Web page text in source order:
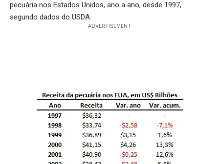
pecuária nos Estados Unidos, ano a ano, desde 1997,
segundo dados do USDA.
- ADVERTISEMENT -